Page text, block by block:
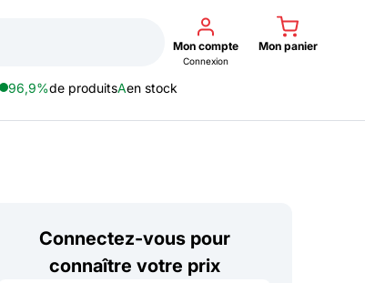
Mon compte
Connexion
Mon panier
96,9%de produitsAen stock
Connectez-vous pour
connaître votre prix